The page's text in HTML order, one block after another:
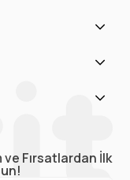
Fırsatlardan İlk